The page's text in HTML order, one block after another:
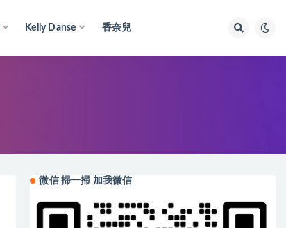
Kelly Danse 香奈兒
微信 掃一掃 加我微信